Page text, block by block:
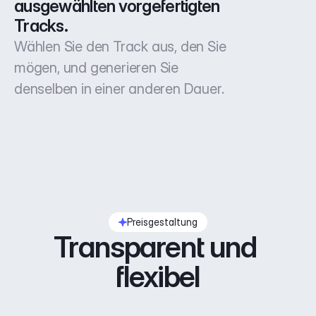
ausgewählten vorgefertigten
Tracks.
Wählen Sie den Track aus, den Sie
mögen, und generieren Sie
denselben in einer anderen Dauer.
Preisgestaltung
Transparent und
flexibel